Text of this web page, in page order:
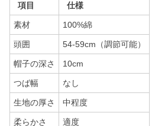
項目 仕様
素材 100%綿
頭囲 54-59cm（調節可能）
帽子の深さ 10cm
つば幅 なし
生地の厚さ 中程度
柔らかさ 適度